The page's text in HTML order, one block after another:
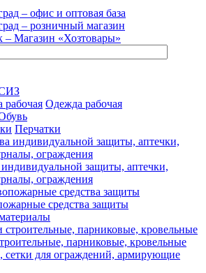
– офис и оптовая база
– розничный магазин
– Магазин «Хозтовары»
Одежда рабочая
Перчатки
индивидуальной защиты, аптечки,
ограждения
средства защиты
парниковые, кровельные